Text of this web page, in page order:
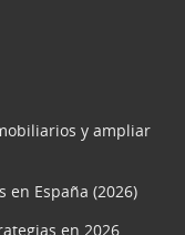
y ampliar
España (2026)
en 2026